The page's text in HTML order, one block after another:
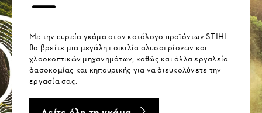
Με την ευρεία γκάμα στον κατάλογο προϊόντων STIHL
θα βρείτε μια μεγάλη ποικιλία αλυσοπρίονων και
χλοοκοπτικών μηχανημάτων, καθώς και άλλα εργαλεία
δασοκομίας και κηπουρικής για να διευκολύνετε την
εργασία σας.